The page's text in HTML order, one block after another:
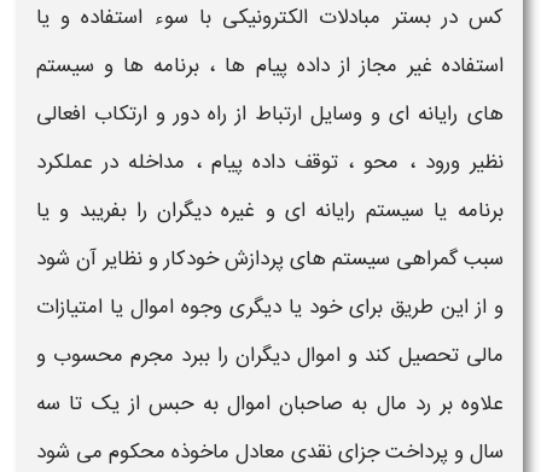
کس در بستر مبادلات الکترونیکی با سوء استفاده و یا
استفاده غیر مجاز از داده پیام ها ، برنامه ها و سیستم
های رایانه ای و وسایل ارتباط از راه دور و ارتکاب افعالی
نظیر ورود ، محو ، توقف داده پیام ، مداخله در عملکرد
برنامه یا سیستم رایانه ای و غیره دیگران را بفریبد و یا
سبب گمراهی سیستم های پردازش خودکار و نظایر آن شود
و از این طریق برای خود یا دیگری وجوه اموال یا امتیازات
مالی تحصیل کند و اموال دیگران را ببرد مجرم محسوب و
علاوه بر رد مال به صاحبان اموال به حبس از یک تا سه
سال و پرداخت جزای نقدی معادل ماخوذه محکوم می شود